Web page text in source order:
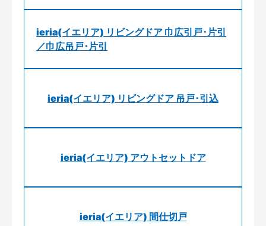
ieria(イエリア) リビングドア 巾広引戸･片引
／巾広吊戸･片引
ieria(イエリア) リビングドア 吊戸･引込
ieria(イエリア) アウトセットドア
ieria(イエリア) 間仕切戸